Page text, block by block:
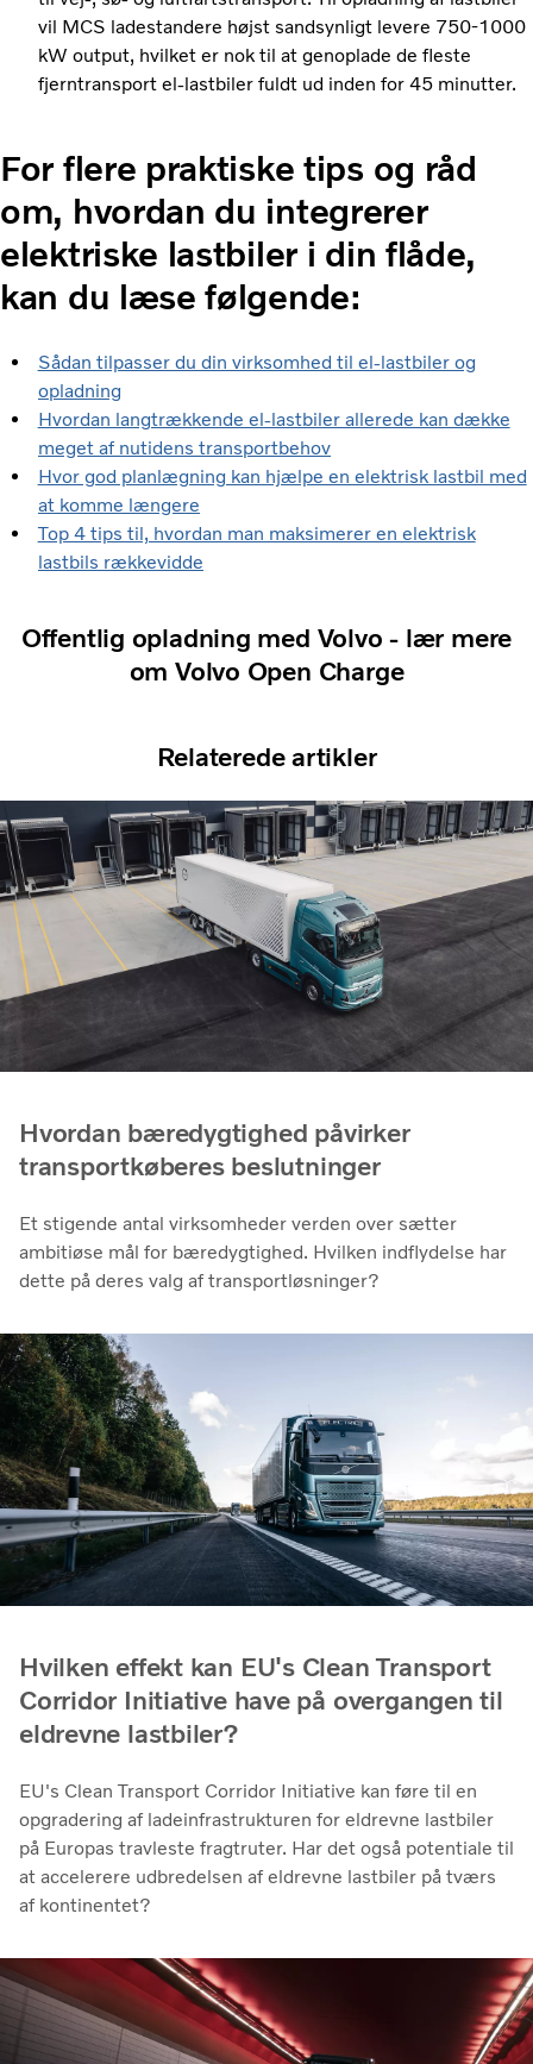
vil MCS ladestandere højst sandsynligt levere 750-1000
kW output, hvilket er nok til at genoplade de fleste
fjerntransport el-lastbiler fuldt ud inden for 45 minutter.
For flere praktiske tips og råd
om, hvordan du integrerer
elektriske lastbiler i din flåde,
kan du læse følgende:
Sådan tilpasser du din virksomhed til el-lastbiler og
opladning
Hvordan langtrækkende el-lastbiler allerede kan dække
meget af nutidens transportbehov
Hvor god planlægning kan hjælpe en elektrisk lastbil med
at komme længere
Top 4 tips til, hvordan man maksimerer en elektrisk
lastbils rækkevidde
Offentlig opladning med Volvo - lær mere
om Volvo Open Charge
Relaterede artikler
Hvordan bæredygtighed påvirker
transportkøberes beslutninger
Et stigende antal virksomheder verden over sætter
ambitiøse mål for bæredygtighed. Hvilken indflydelse har
dette på deres valg af transportløsninger?
Hvilken effekt kan EU's Clean Transport
Corridor Initiative have på overgangen til
eldrevne lastbiler?
EU's Clean Transport Corridor Initiative kan føre til en
opgradering af ladeinfrastrukturen for eldrevne lastbiler
på Europas travleste fragtruter. Har det også potentiale til
at accelerere udbredelsen af ​​eldrevne lastbiler på tværs
af kontinentet?